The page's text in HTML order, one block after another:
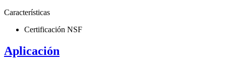
Características
Certificación NSF
Aplicación